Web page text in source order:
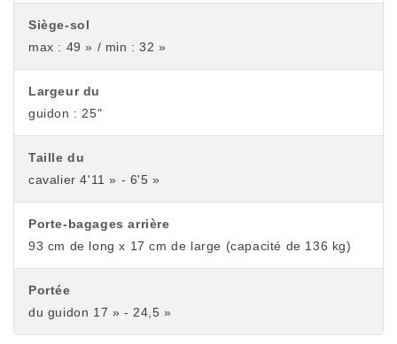
Siège-sol
max : 49 » / min : 32 »
Largeur du
guidon : 25"
Taille du
cavalier 4'11 » - 6'5 »
Porte-bagages arrière
93 cm de long x 17 cm de large (capacité de 136 kg)
Portée
du guidon 17 » - 24,5 »